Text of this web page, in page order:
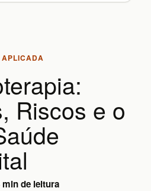
APLICADA
Riscos e o
min de leitura